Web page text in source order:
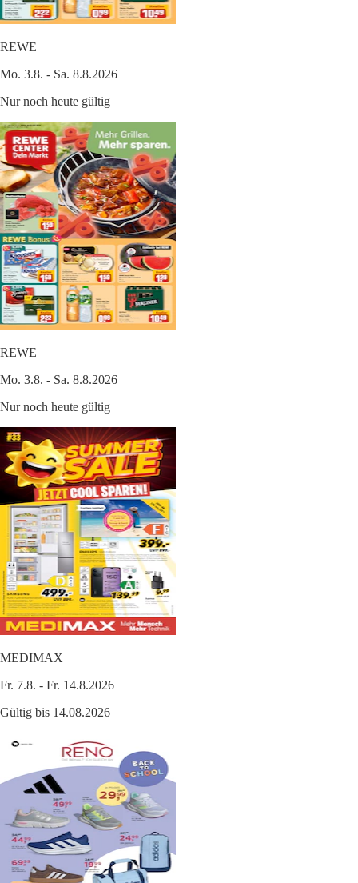
REWE
Mo. 3.8. - Sa. 8.8.2026
Nur noch heute gültig
REWE
Mo. 3.8. - Sa. 8.8.2026
Nur noch heute gültig
MEDIMAX
Fr. 7.8. - Fr. 14.8.2026
Gültig bis 14.08.2026